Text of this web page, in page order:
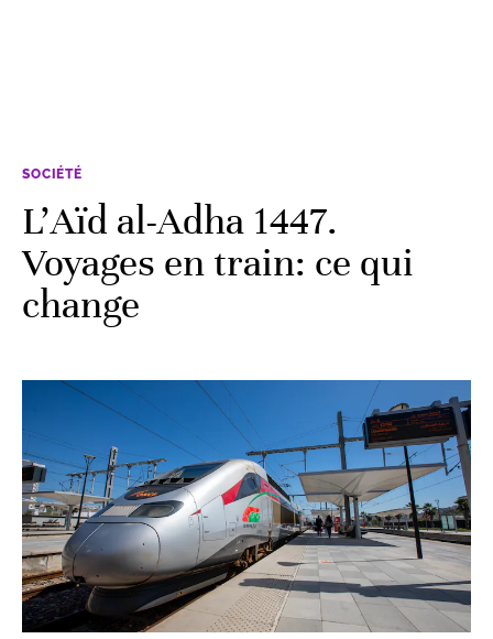
SOCIÉTÉ
L’Aïd al-Adha 1447.
Voyages en train: ce qui
change